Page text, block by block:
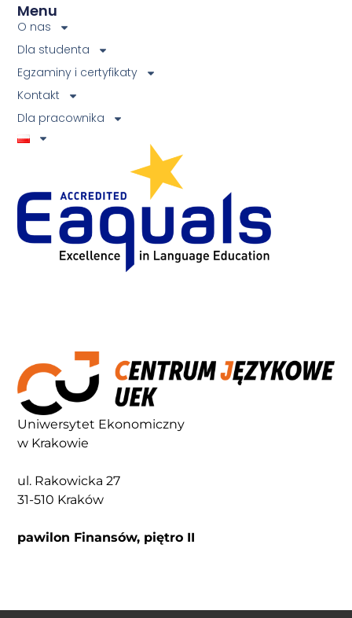
Uniwersytet Ekonomiczny
w Krakowie
ul. Rakowicka 27
31-510 Kraków
pawilon Finansów, piętro II
Menu
O nas
Dla studenta
Egzaminy i certyfikaty
Kontakt
Dla pracownika